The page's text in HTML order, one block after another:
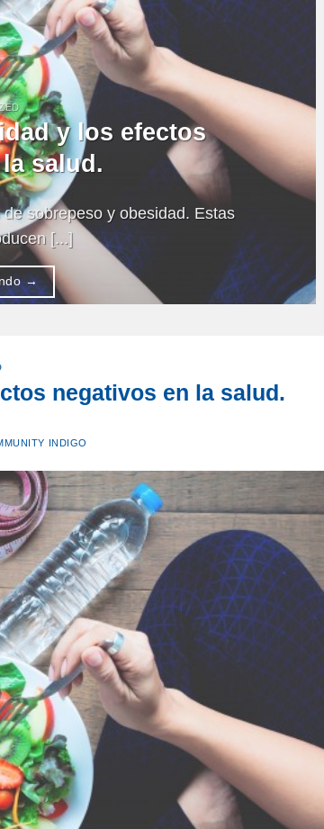
y los efectos
salud.
sobrepeso y obesidad. Estas
[...]
→
negativos en la salud.
INDIGO